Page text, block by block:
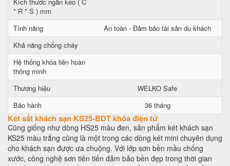
* R * S ) mm
Tính năng
An toàn - Đảm bảo tài sản du khách
Khả năng chống cháy
Hệ thống khóa liên hoàn
thông minh
Thương hiệu
WELKO Safe
Bảo hành
36 tháng
Két sắt khách sạn KS25-BDT khóa điện tử
Cũng giống như dòng HS25 màu đen, sản phẩm két khách sạn
KS25 màu trắng cũng là một trong các dòng két mini chuyên dụng
cho khách sạn được ưa chuộng. Với lớp sơn bền mầu chống
xước, công nghệ sơn tiên tiến đảm bảo bền đẹp trong thời gian